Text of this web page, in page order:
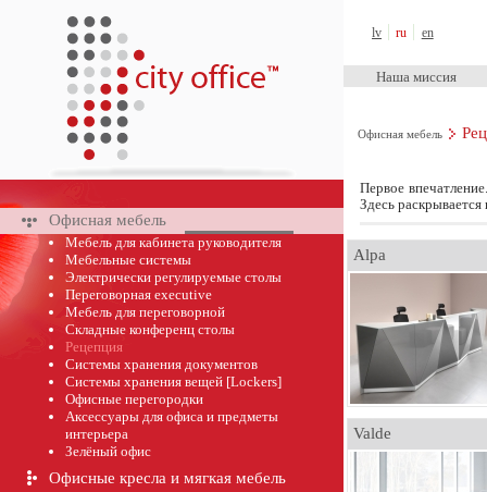
lv ru en
Наша миссия
Офисная мебель
Офисная мебель
Мебель для кабинета руководителя
Мебельные системы
Электрически pегулируемые cтолы
Переговорная executive
Мебель для переговорной
Складные конференц столы
Рецепция
Cистемы хранения документов
Системы хранения вещей [Lockers]
Офисные перегородки
Аксессуары для офиса и предметы
интерьера
Зелёный офис
Офисные кресла и мягкая мебель
Первое
Здесь
Alpa
Valde